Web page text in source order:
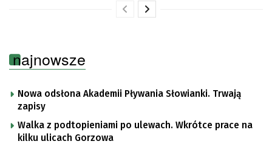
najnowsze
Nowa odsłona Akademii Pływania Słowianki. Trwają
zapisy
Walka z podtopieniami po ulewach. Wkrótce prace na
kilku ulicach Gorzowa